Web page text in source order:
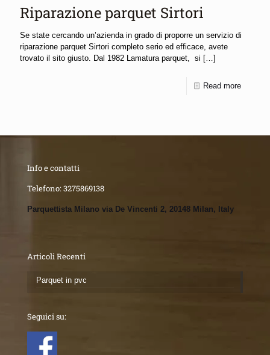
Riparazione parquet Sirtori
Se state cercando un’azienda in grado di proporre un servizio di
riparazione parquet Sirtori completo serio ed efficace, avete
trovato il sito giusto. Dal 1982 Lamatura parquet, si […]
Read more
Info e contatti
Telefono:3275869138
Parquettista Milano via De Vincenti 2, 20148 Milan, Italy
Articoli Recenti
Parquet in pvc
Seguici su: